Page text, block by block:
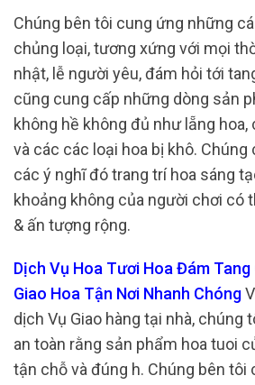
Chúng bên tôi cung ứng những
chủng loại, tương xứng với mọi
nhật, lễ người yêu, đám hỏi tới
cũng cung cấp những dòng sản
không hề không đủ như lẵng hoa,
và các các loại hoa bị khô.
các ý nghĩ đó trang trí hoa sáng
khoảng không của người chơi có
& ấn tượng rộng.
Dịch Vụ Hoa Tươi Hoa Đám Tang
Giao Hoa Tận Nơi Nhanh Chóng
dịch Vụ Giao hàng tại nhà, chúng
an toàn rằng sản phẩm hoa tuoi
tận chỗ và đúng h. Chúng bên tôi